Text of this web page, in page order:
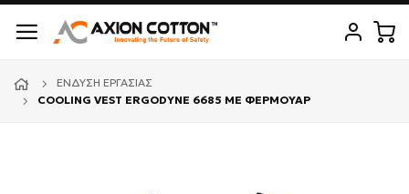
ΈΝΔΥΣΗ ΕΡΓΑΣΊΑΣ
COOLING VEST ERGODYNE 6685 ΜΕ ΦΕΡΜΟΥΑΡ